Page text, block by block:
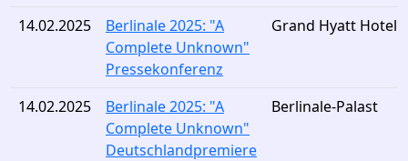
14.02.2025
Berlinale 2025: "A
Complete Unknown"
Pressekonferenz
Grand Hyatt Hotel
14.02.2025
Berlinale 2025: "A
Complete Unknown"
Deutschlandpremiere
Berlinale-Palast